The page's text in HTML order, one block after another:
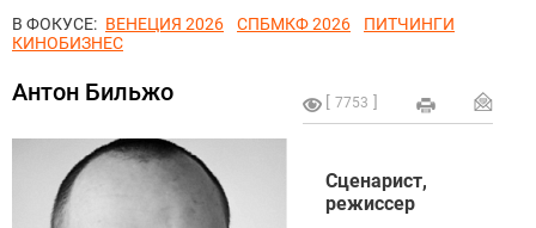
В ФОКУСЕ: ВЕНЕЦИЯ 2026 СПБМКФ 2026
ПИТЧИНГИ
КИНОБИЗНЕС
7753
Антон Бильжо
Сценарист,
режиссер